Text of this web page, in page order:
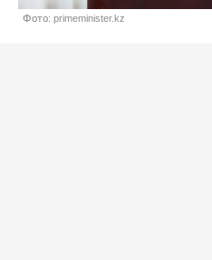
Фото: primeminister.kz